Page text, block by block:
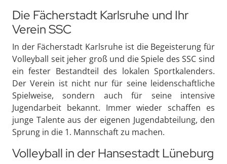
Die Fächerstadt Karlsruhe und Ihr
Verein SSC
In der Fächerstadt Karlsruhe ist die Begeisterung für
Volleyball seit jeher groß und die Spiele des SSC sind
ein fester Bestandteil des lokalen Sportkalenders.
Der Verein ist nicht nur für seine leidenschaftliche
Spielweise, sondern auch für seine intensive
Jugendarbeit bekannt. Immer wieder schaffen es
junge Talente aus der eigenen Jugendabteilung, den
Sprung in die 1. Mannschaft zu machen.
Volleyball in der Hansestadt Lüneburg